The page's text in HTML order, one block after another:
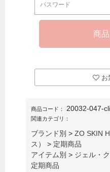
お
商品コード： 20032-047-
関連カテゴリ：
ブランド別 >ZO SKIN
ス）
> 定期商品
アイテム別 > ジェル・
定期商品